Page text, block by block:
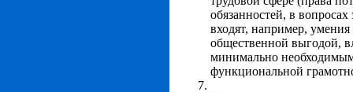
обязанностей, в
входят, например,
общественной выгодой,
минимально
функциональной